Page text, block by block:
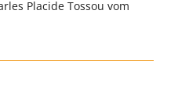
Placide Tossou vom